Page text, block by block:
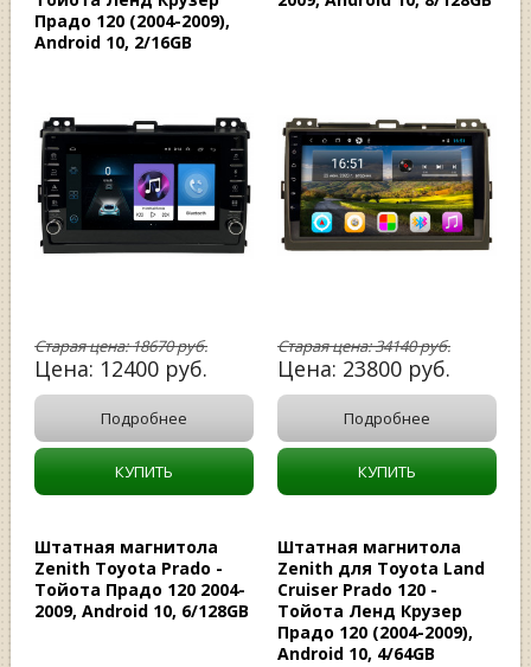
Прадо 120 (2004-2009),
Android 10, 2/16GB
Старая цена:18670руб.
Цена: 12400 руб.
Подробнее
КУПИТЬ
Старая цена:34140руб.
Цена: 23800 руб.
Подробнее
КУПИТЬ
Штатная магнитола
Zenith Toyota Prado -
Тойота Прадо 120 2004-
2009, Android 10, 6/128GB
Штатная магнитола
Zenith для Toyota Land
Cruiser Prado 120 -
Тойота Ленд Крузер
Прадо 120 (2004-2009),
Android 10, 4/64GB